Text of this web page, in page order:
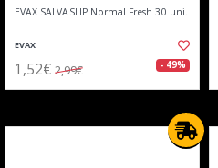
EVAX SALVASLIP Normal Fresh 30 uni.
EVAX
1,52€ 2,99€ - 49%